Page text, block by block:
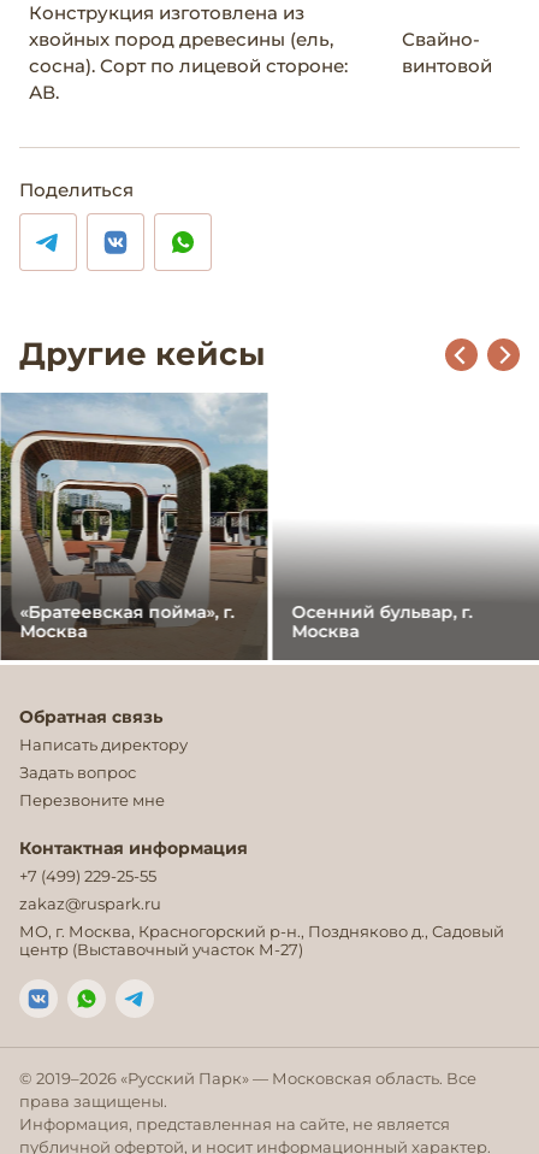
Конструкция изготовлена из
хвойных пород древесины (ель,
сосна). Сорт по лицевой стороне:
АВ.
Свайно-
винтовой
Поделиться
Другие кейсы
«Братеевская пойма», г.
Москва
Осенний бульвар, г.
Москва
Обратная связь
Написать директору
Задать вопрос
Перезвоните мне
Контактная информация
+7 (499) 229-25-55
zakaz@ruspark.ru
МО, г. Москва, Красногорский р-н., Поздняково д., Садовый
центр (Выставочный участок М-27)
© 2019–2026 «Русский Парк» — Московская область. Все
права защищены.
Информация, представленная на сайте, не является
публичной офертой, и носит информационный характер.